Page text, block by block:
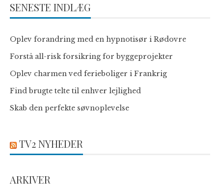
SENESTE INDLÆG
Oplev forandring med en hypnotisør i Rødovre
Forstå all-risk forsikring for byggeprojekter
Oplev charmen ved ferieboliger i Frankrig
Find brugte telte til enhver lejlighed
Skab den perfekte søvnoplevelse
TV2 NYHEDER
ARKIVER